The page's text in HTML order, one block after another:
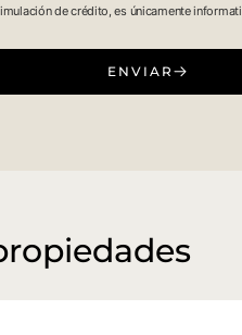
de crédito, es únicamente
ENVIAR